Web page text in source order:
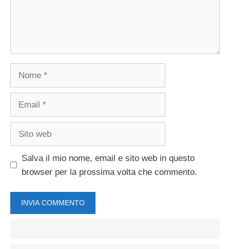
Salva il mio nome, email e sito web in questo
browser per la prossima volta che commento.